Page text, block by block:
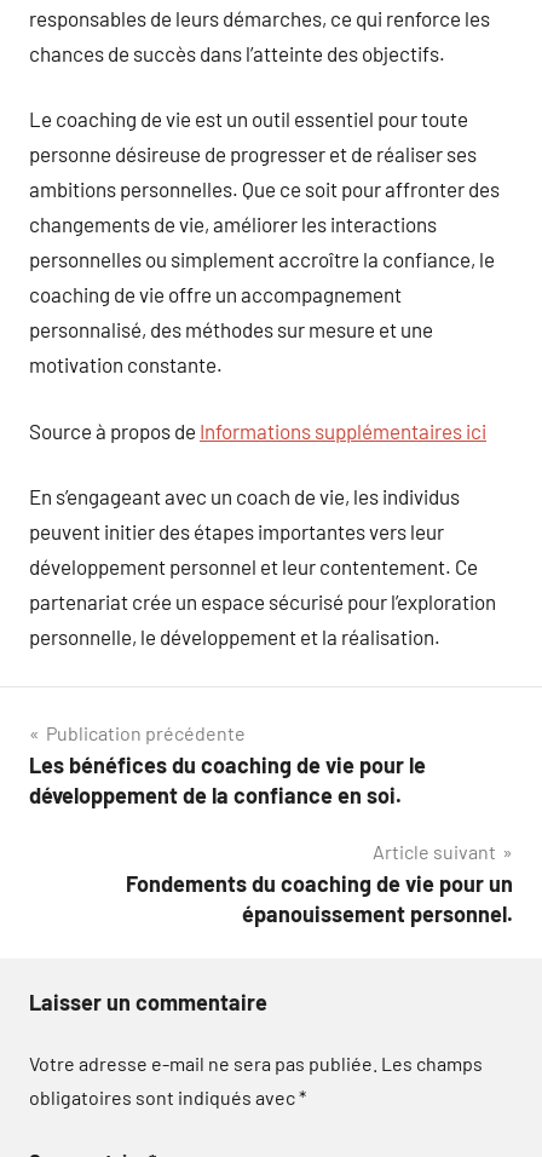
responsables de leurs démarches, ce qui renforce les
chances de succès dans l’atteinte des objectifs.
Le coaching de vie est un outil essentiel pour toute
personne désireuse de progresser et de réaliser ses
ambitions personnelles. Que ce soit pour affronter des
changements de vie, améliorer les interactions
personnelles ou simplement accroître la confiance, le
coaching de vie offre un accompagnement
personnalisé, des méthodes sur mesure et une
motivation constante.
Source à propos de Informations supplémentaires ici
En s’engageant avec un coach de vie, les individus
peuvent initier des étapes importantes vers leur
développement personnel et leur contentement. Ce
partenariat crée un espace sécurisé pour l’exploration
personnelle, le développement et la réalisation.
Navigation
de
Publication précédente
Les bénéfices du coaching de vie pour le
développement de la confiance en soi.
Article suivant
Fondements du coaching de vie pour un
épanouissement personnel.
Laisser un commentaire
Votre adresse e-mail ne sera pas publiée. Les champs
obligatoires sont indiqués avec*